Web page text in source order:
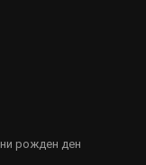
ни рожден ден